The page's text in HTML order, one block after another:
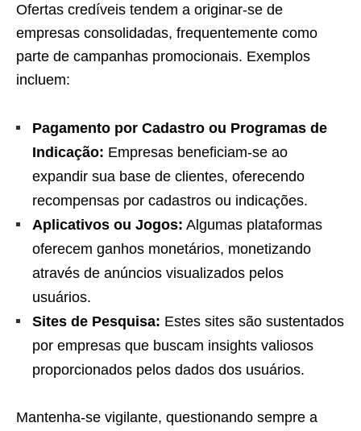
Ofertas credíveis tendem a originar-se de
empresas consolidadas, frequentemente como
parte de campanhas promocionais. Exemplos
incluem:
Pagamento por Cadastro ou Programas de
Indicação: Empresas beneficiam-se ao
expandir sua base de clientes, oferecendo
recompensas por cadastros ou indicações.
Aplicativos ou Jogos: Algumas plataformas
oferecem ganhos monetários, monetizando
através de anúncios visualizados pelos
usuários.
Sites de Pesquisa: Estes sites são sustentados
por empresas que buscam insights valiosos
proporcionados pelos dados dos usuários.
Mantenha-se vigilante, questionando sempre a